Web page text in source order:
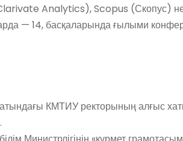
Analytics), Scopus (Скопус)
— 14, басқаларында ғылыми
КМТИУ ректорының алғыс